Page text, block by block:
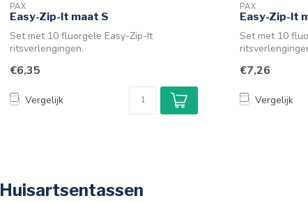
PAX
Easy-Zip-It maat S
Set met 10 fluorgele Easy-Zip-It
ritsverlengingen.
€6,35
Vergelijk
PAX
Easy-Zip-It
Set met 10
€7,26
Vergelijk
Huisartsentassen